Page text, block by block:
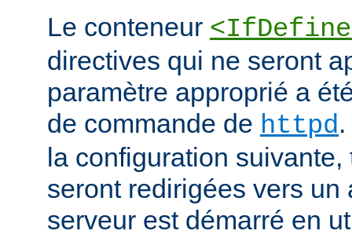
Le conteneur
directives qui ne seront
paramètre approprié a
de commande de httpd
la configuration
seront redirigées vers un
serveur est démarré en